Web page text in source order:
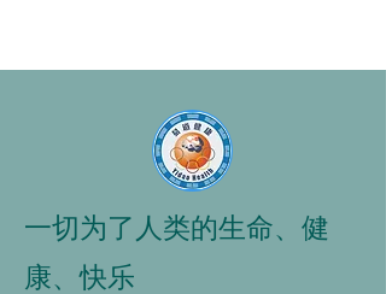
一切为了人类的生命、健
康、快乐